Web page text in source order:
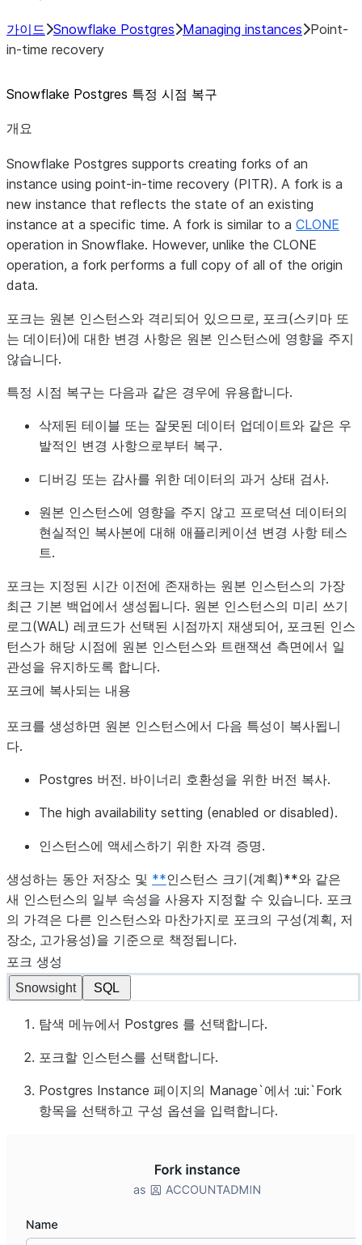
가이드 Snowflake Postgres Managing instances Point-
in-time recovery
Snowflake Postgres 특정 시점 복구
개요
Snowflake Postgres supports creating forks of an
instance using point-in-time recovery (PITR). A fork is a
new instance that reflects the state of an existing
instance at a specific time. A fork is similar to a CLONE
operation in Snowflake. However, unlike the CLONE
operation, a fork performs a full copy of all of the origin
data.
포크는 원본 인스턴스와 격리되어 있으므로, 포크(스키마 또
는 데이터)에 대한 변경 사항은 원본 인스턴스에 영향을 주지
않습니다.
특정 시점 복구는 다음과 같은 경우에 유용합니다.
삭제된 테이블 또는 잘못된 데이터 업데이트와 같은 우
발적인 변경 사항으로부터 복구.
디버깅 또는 감사를 위한 데이터의 과거 상태 검사.
원본 인스턴스에 영향을 주지 않고 프로덕션 데이터의
현실적인 복사본에 대해 애플리케이션 변경 사항 테스
트.
포크는 지정된 시간 이전에 존재하는 원본 인스턴스의 가장
최근 기본 백업에서 생성됩니다. 원본 인스턴스의 미리 쓰기
로그(WAL) 레코드가 선택된 시점까지 재생되어, 포크된 인스
턴스가 해당 시점에 원본 인스턴스와 트랜잭션 측면에서 일
관성을 유지하도록 합니다.
포크에 복사되는 내용
포크를 생성하면 원본 인스턴스에서 다음 특성이 복사됩니
다.
Postgres 버전. 바이너리 호환성을 위한 버전 복사.
The high availability setting (enabled or disabled).
인스턴스에 액세스하기 위한 자격 증명.
생성하는 동안 저장소 및 **인스턴스 크기(계획)**와 같은
새 인스턴스의 일부 속성을 사용자 지정할 수 있습니다. 포크
의 가격은 다른 인스턴스와 마찬가지로 포크의 구성(계획, 저
장소, 고가용성)을 기준으로 책정됩니다.
포크 생성
Snowsight SQL
탐색 메뉴에서 Postgres 를 선택합니다.
포크할 인스턴스를 선택합니다.
Postgres Instance 페이지의 Manage`에서 :ui:`Fork
항목을 선택하고 구성 옵션을 입력합니다.